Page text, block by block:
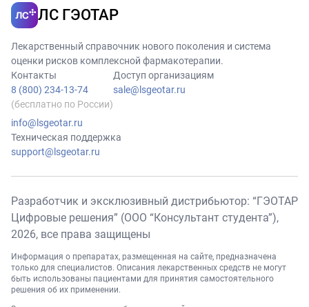
ЛС ГЭОТАР
Лекарственный справочник нового поколения и система
оценки рисков комплексной фармакотерапии.
Контакты
8 (800) 234-13-74
(бесплатно по России)
info@lsgeotar.ru
Доступ организациям
sale@lsgeotar.ru
Техническая поддержка
support@lsgeotar.ru
Разработчик и эксклюзивный дистрибьютор: “ГЭОТАР
Цифровые решения” (ООО “Консультант студента”),
2026, все права защищены
Информация о препаратах, размещенная на сайте, предназначена
только для специалистов. Описания лекарственных средств не могут
быть использованы пациентами для принятия самостоятельного
решения об их применении.